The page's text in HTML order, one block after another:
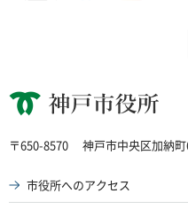
神戸市役所
〒650-8570 神戸市中央区加納
市役所へのアクセス